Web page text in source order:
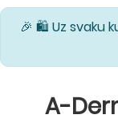
🎉 🛍️ Uz svaku
A-